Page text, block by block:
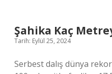
Şahika Kaç
Tarih: Eylül 25, 2024
Serbest dalış dünya